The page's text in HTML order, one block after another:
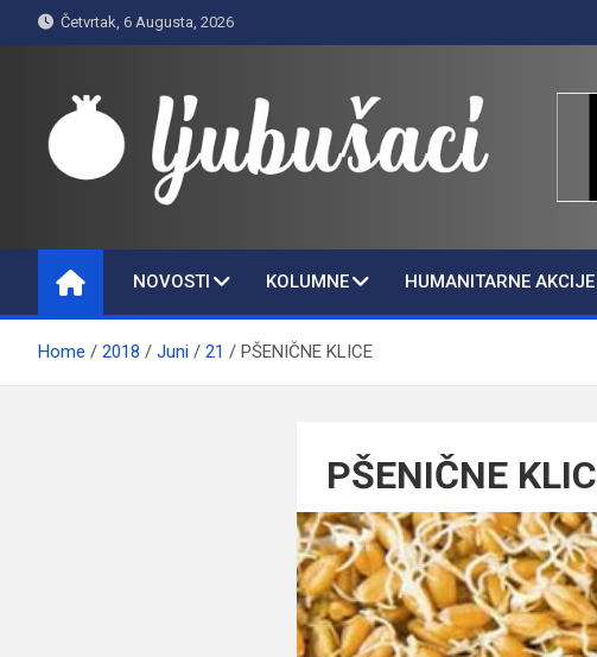
to
Četvrtak, 6 Augusta, 2026
Ljubušaci
NOVOSTI KOLUMNE HUMANITARNE AKCIJE
Home 2018 Juni 21 PŠENIČNE KLICE
PŠENIČNE